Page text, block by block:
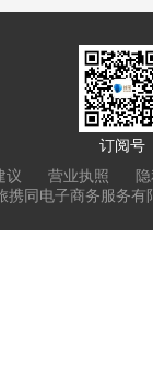
订阅号
议 营业执照
同电子商务服务有